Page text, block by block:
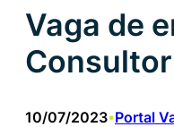
Vaga de
10/07/2023•Portal